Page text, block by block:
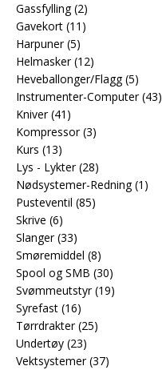
Gassfylling (2)
Gavekort (11)
Harpuner (5)
Helmasker (12)
Heveballonger/Flagg (5)
Instrumenter-Computer (43)
Kniver (41)
Kompressor (3)
Kurs (13)
Lys - Lykter (28)
Nødsystemer-Redning (1)
Pusteventil (85)
Skrive (6)
Slanger (33)
Smøremiddel (8)
Spool og SMB (30)
Svømmeutstyr (19)
Syrefast (16)
Tørrdrakter (25)
Undertøy (23)
Vektsystemer (37)